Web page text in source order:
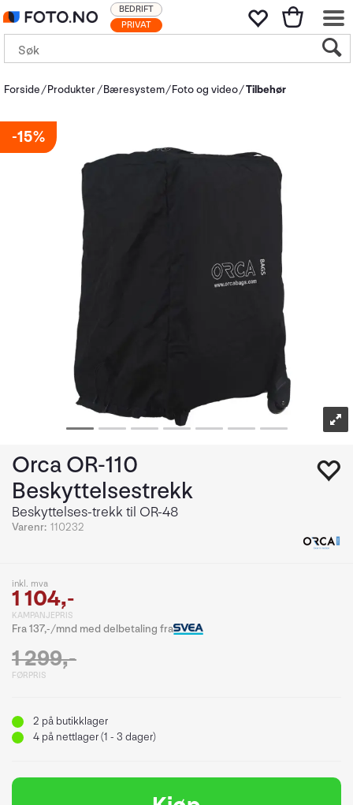
PRIVAT
BEDRIFT
Forside Produkter Bæresystem Foto og video Tilbehør
15%
Orca OR-110
Beskyttelsestrekk
Beskyttelses-trekk til OR-48
Varenr: 110232
inkl. mva
1 104,-
KAMPANJEPRIS
Fra 137,-/mnd med delbetaling fra
1 299,-
FØRPRIS
2 på butikklager
4 på nettlager (1 - 3 dager)